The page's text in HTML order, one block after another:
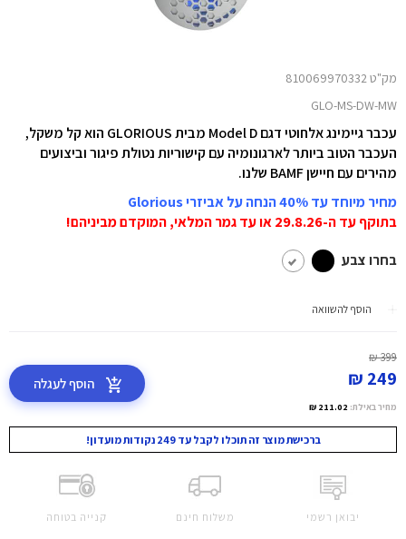
מק"ט 810069970332
GLO-MS-DW-MW
עכבר גיימינג אלחוטי דגם Model D מבית GLORIOUS הוא קל משקל,
העכבר הטוב ביותר לארגונומיה עם קישוריות נטולת פיגור וביצועים
מהירים עם חיישן BAMF שלנו.
מחיר מיוחד עד 40% הנחה על אביזרי Glorious
בתוקף עד ה-29.8.26
או עד גמר המלאי, המוקדם מביניהם!
בחרו צבע
הוסף להשוואה
399 ₪
249 ₪
מחיר באילת: 211.02 ₪
הוסף לעגלה
ברכישת מוצר זה תוכלו לקבל עד 249 נקודות מועדון!
יבואן רשמי משלוח חינם קנייה בטוחה